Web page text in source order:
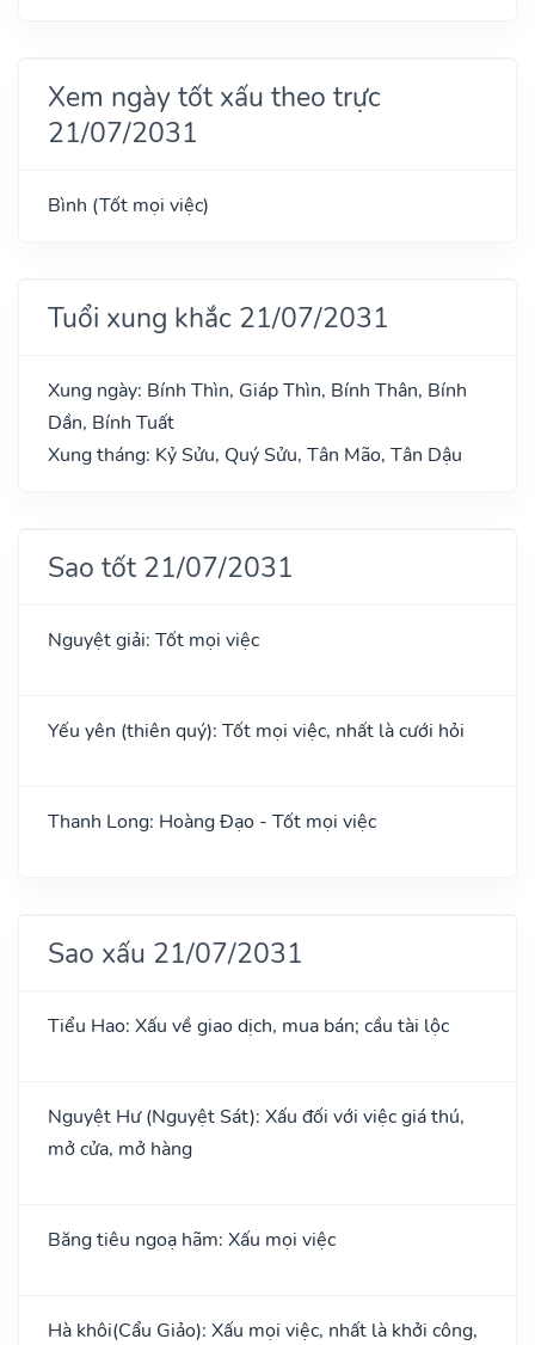
Xem ngày tốt xấu theo trực
21/07/2031
Bình (Tốt mọi việc)
Tuổi xung khắc 21/07/2031
Xung ngày: Bính Thìn, Giáp Thìn, Bính Thân, Bính
Dần, Bính Tuất
Xung tháng: Kỷ Sửu, Quý Sửu, Tân Mão, Tân Dậu
Sao tốt 21/07/2031
Nguyệt giải: Tốt mọi việc
Yếu yên (thiên quý): Tốt mọi việc, nhất là cưới hỏi
Thanh Long: Hoàng Đạo - Tốt mọi việc
Sao xấu 21/07/2031
Tiểu Hao: Xấu về giao dịch, mua bán; cầu tài lộc
Nguyệt Hư (Nguyệt Sát): Xấu đối với việc giá thú,
mở cửa, mở hàng
Băng tiêu ngoạ hãm: Xấu mọi việc
Hà khôi(Cẩu Giảo): Xấu mọi việc, nhất là khởi công,